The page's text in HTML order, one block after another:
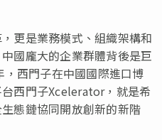
更是業務模式、組織架構和
國龐大的企業群體背後是巨
西門子在中國國際進口博
西門子Xcelerator，就是希
態鏈協同開放創新的新階